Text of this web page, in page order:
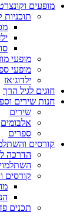
מופעים
תוכניות
מופעי
מופעי
ילדוג׳אז
חוגים לגיל הרך
חנות שירים
שירים
אלבומים
ספרים
קורסים
הדרכה
קורסים
תכנים